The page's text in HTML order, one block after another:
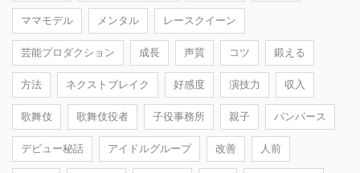
ママモデル メンタル レースクイーン
芸能プロダクション 成長 声質 コツ 鍛える
方法 ネクストブレイク 好感度 演技力 収入
歌舞伎 歌舞伎役者 子役事務所 親子 パンパース
デビュー秘話 アイドルグループ 改善 人前